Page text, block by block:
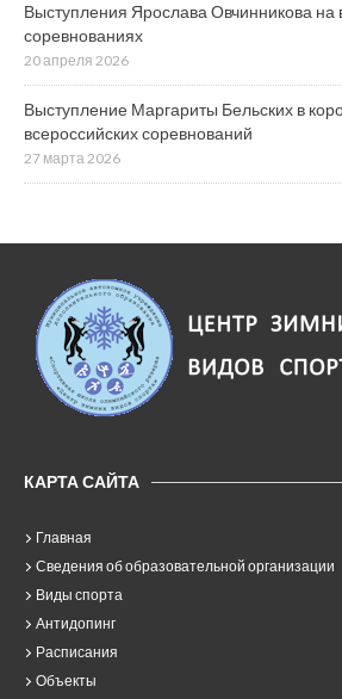
Выступления Ярослава Овчинникова на
соревнованиях
20 апреля 2026
Выступление Маргариты Бельских в
всероссийских соревнований
27 марта 2026
КАРТА САЙТА
Главная
Сведения об образовательной организации
Виды спорта
Антидопинг
Расписания
Объекты